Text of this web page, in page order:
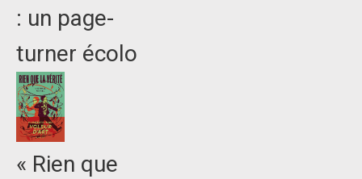
: un page-
turner écolo
« Rien que